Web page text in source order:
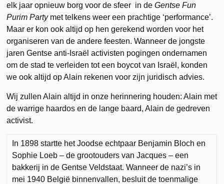
elk jaar opnieuw borg voor de sfeer in deGentse Fun
Purim Partymet telkens weer een prachtige ‘performance’.
Maar er kon ook altijd op hen gerekend worden voor het
organiseren van de andere feesten. Wanneer de jongste
jaren Gentse anti-Israël activisten pogingen ondernamen
om de stad te verleiden tot een boycot van Israël, konden
we ook altijd op Alain rekenen voor zijn juridisch advies.
Wij zullen Alain altijd in onze herinnering houden: Alain met
de warrige haardos en de lange baard, Alain de gedreven
activist.
In 1898 startte het Joodse echtpaar Benjamin Bloch en
Sophie Loeb – de grootouders van Jacques – een
bakkerij in de Gentse Veldstaat. Wanneer de nazi’s in
mei 1940 België binnenvallen, besluit de toenmalige